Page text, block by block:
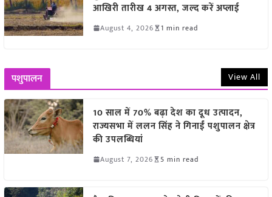
आखिरी तारीख 4 अगस्त, जल्द करें अप्लाई
August 4, 2026 1 min read
पशुपालन View All
10 साल में 70% बढ़ा देश का दूध उत्पादन,
राज्यसभा में ललन सिंह ने गिनाईं पशुपालन क्षेत्र
की उपलब्धियां
August 7, 2026 5 min read